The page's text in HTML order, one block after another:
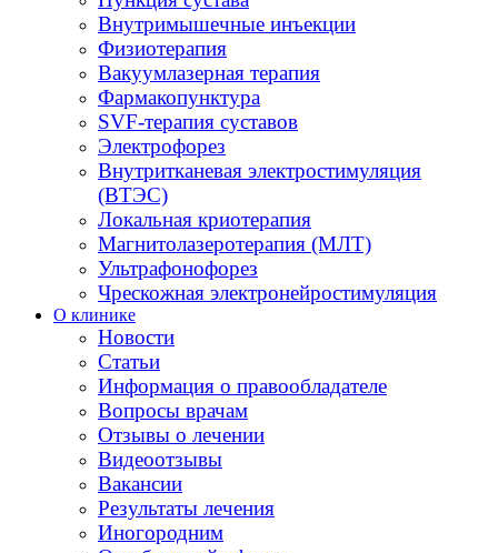
Внутримышечные инъекции
Физиотерапия
Вакуумлазерная терапия
Фармакопунктура
SVF-терапия суставов
Электрофорез
Внутритканевая электростимуляция
(ВТЭС)
Локальная криотерапия
Магнитолазеротерапия (МЛТ)
Ультрафонофорез
Чрескожная электронейростимуляция
О клинике
Новости
Статьи
Информация о правообладателе
Вопросы врачам
Отзывы о лечении
Видеоотзывы
Вакансии
Результаты лечения
Иногородним